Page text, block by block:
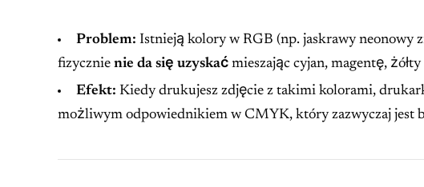
Problem: Istnieją kolory w RGB (np. jaskrawy neonowy
fizycznie nie da się uzyskać mieszając cyjan, magentę, żółty
Efekt: Kiedy drukujesz zdjęcie z takimi kolorami,
możliwym odpowiednikiem w CMYK, który zazwyczaj jest